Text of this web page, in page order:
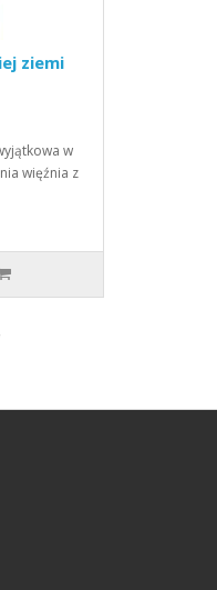
ziemi
w
więźnia z